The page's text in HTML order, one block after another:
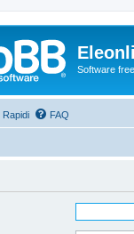
Software
Rapidi FAQ